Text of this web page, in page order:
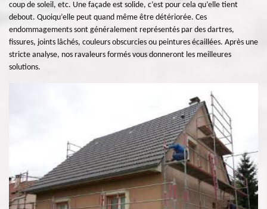
coup de soleil, etc. Une façade est solide, c’est pour cela qu’elle tient
debout. Quoiqu’elle peut quand même être détériorée. Ces
endommagements sont généralement représentés par des dartres,
fissures, joints lâchés, couleurs obscurcies ou peintures écaillées. Après une
stricte analyse, nos ravaleurs formés vous donneront les meilleures
solutions.